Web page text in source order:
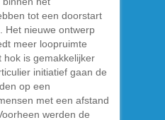
tot een doorstart
Het nieuwe ontwerp
meer loopruimte
is gemakkelijker
initiatief gaan de
op een
met een afstand
werden de